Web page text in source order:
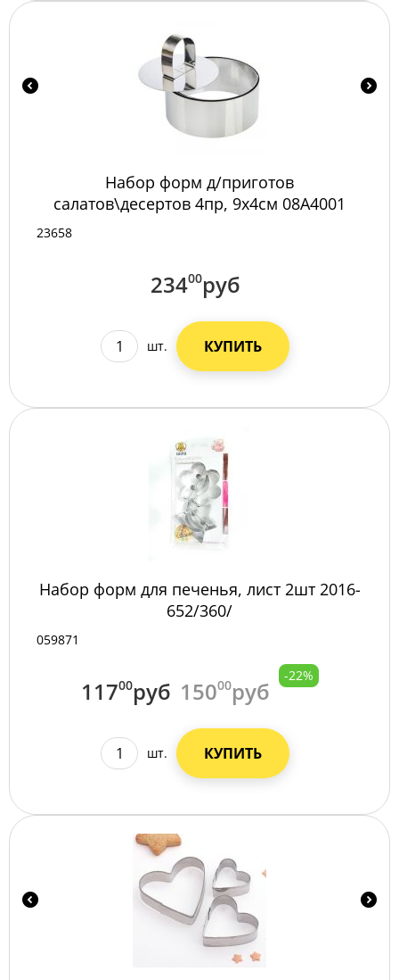
Набор форм д/приготов
салатов\десертов 4пр, 9х4см 08A4001
23658
23400руб
шт. КУПИТЬ
Набор форм для печенья, лист 2шт 2016-
652/360/
059871
11700руб 15000руб
-22%
шт. КУПИТЬ